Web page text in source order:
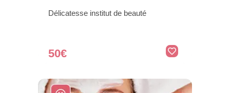
Délicatesse institut de beauté
50€